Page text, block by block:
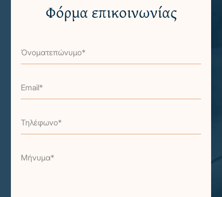
Φόρμα επικοινωνίας
Όνοματεπώνυμο*
Email*
Τηλέφωνο*
Μήνυμα*